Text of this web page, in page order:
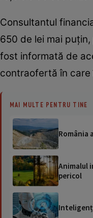
Consultantul
650 de lei mai
fost informată de
contraofertă în care
MAI MULTE PENTRU TINE
România
Animalul
pericol